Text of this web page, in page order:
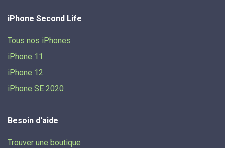
iPhone Second Life
Tous nos iPhones
iPhone 11
iPhone 12
iPhone SE 2020
Besoin d'aide
Trouver une boutique